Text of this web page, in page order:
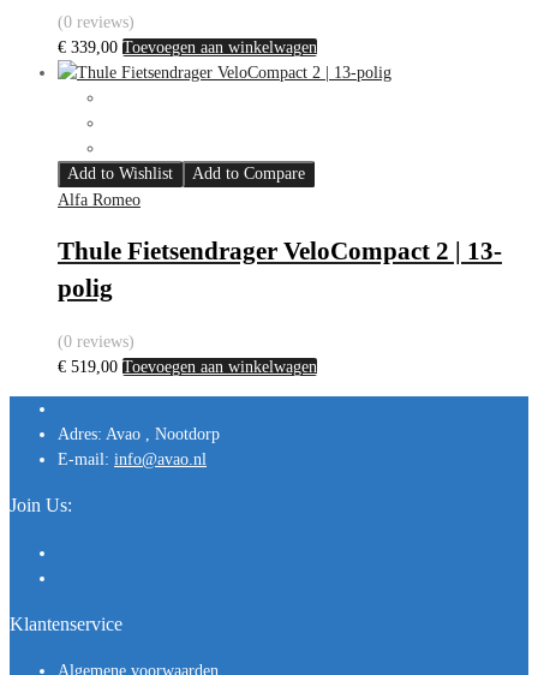
(0 reviews)
€ 339,00 Toevoegen aan winkelwagen
Add to Wishlist
Add to Compare
Alfa Romeo
Thule Fietsendrager VeloCompact 2 | 13-
polig
(0 reviews)
€ 519,00 Toevoegen aan winkelwagen
Adres: Avao , Nootdorp
E-mail: info@avao.nl
Join Us:
Klantenservice
Algemene voorwaarden